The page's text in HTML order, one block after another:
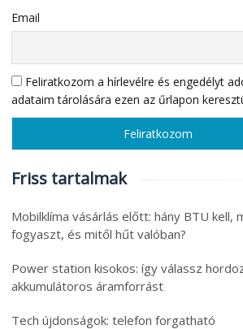
Email
Feliratkozom a hírlevélre és engedélyt
adataim tárolására ezen az űrlapon
Friss tartalmak
Mobilklíma vásárlás előtt: hány BTU kell,
fogyaszt, és mitől hűt valóban?
Power station kisokos: így válassz
akkumulátoros áramforrást
Tech újdonságok: telefon forgatható